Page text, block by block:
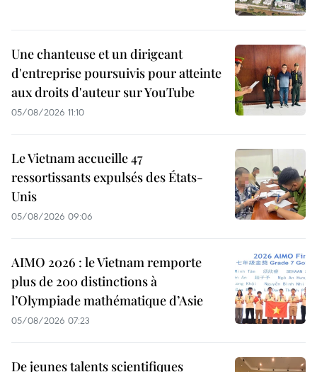
Une chanteuse et un dirigeant
d'entreprise poursuivis pour atteinte
aux droits d'auteur sur YouTube
05/08/2026 11:10
Le Vietnam accueille 47
ressortissants expulsés des États-
Unis
05/08/2026 09:06
AIMO 2026 : le Vietnam remporte
plus de 200 distinctions à
l’Olympiade mathématique d’Asie
05/08/2026 07:23
De jeunes talents scientifiques